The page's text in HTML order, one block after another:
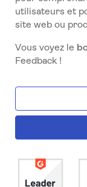
utilisateurs et
site web ou
Vous voyez le
Feedback !